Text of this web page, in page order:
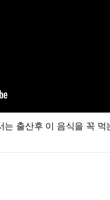
출산후 이 음식을 꼭